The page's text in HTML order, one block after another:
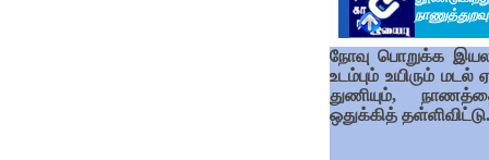
நோவு பொறுக்க
உடம்பும் உயிரும் மடல்
துணியும்,
ஒதுக்கித்